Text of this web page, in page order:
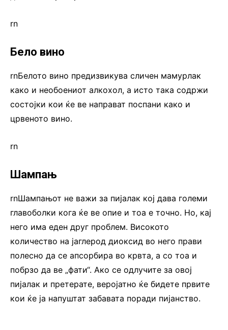
rn
Бело вино
rnБелото вино предизвикува сличен мамурлак
како и необоениот алкохол, а исто така содржи
состојки кои ќе ве направат поспани како и
црвеното вино.
rn
Шампањ
rnШампањот не важи за пијалак кој дава големи
главоболки кога ќе ве опие и тоа е точно. Но, кај
него има еден друг проблем. Високото
количество на јаглерод диоксид во него прави
полесно да се апсорбира во крвта, а со тоа и
побрзо да ве „фати“. Ако се одлучите за овој
пијалак и претерате, веројатно ќе бидете првите
кои ќе ја напуштат забавата поради пијанство.